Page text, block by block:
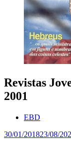
Revistas
2001
EBD
30/01/201823/08/